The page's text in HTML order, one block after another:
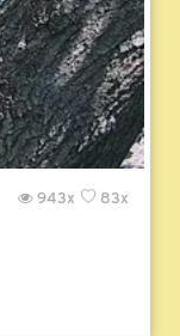
83x
943x